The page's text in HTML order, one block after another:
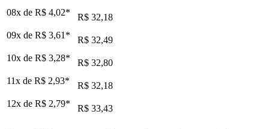
08x de R$ 4,02*
R$ 32,18
09x de R$ 3,61 *
R$ 32,49
10x de R$ 3,28*
R$ 32,80
11x de R$ 2,93*
R$ 32,18
12x de R$ 2,79* R$ 33,43